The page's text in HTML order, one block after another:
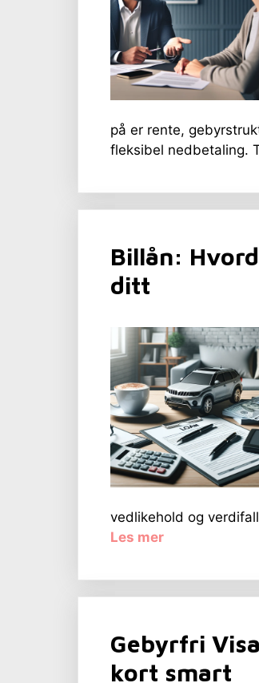
på er rente,
fleksibel nedbetaling.
Billån:
ditt
vedlikehold og
Les mer
Gebyrfri
kort smart